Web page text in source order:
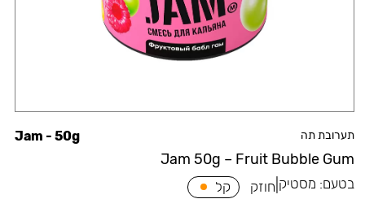
תערובת תה
Jam 50g – Fruit Bubble Gum
Jam - 50g
בטעם: מסטיק חוזק קל